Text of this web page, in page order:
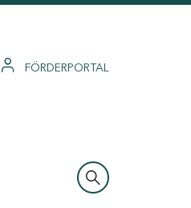
FÖRDERPORTAL